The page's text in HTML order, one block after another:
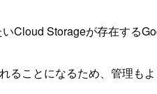
Cloud Storageが存在する
ことになるため、管理もよ